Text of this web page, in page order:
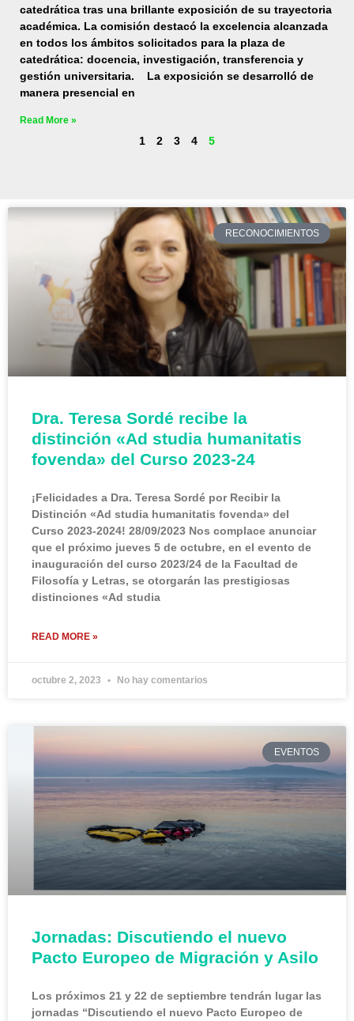
catedrática tras una brillante exposición de su trayectoria
académica. La comisión destacó la excelencia alcanzada
en todos los ámbitos solicitados para la plaza de
catedrática: docencia, investigación, transferencia y
gestión universitaria. La exposición se desarrolló de
manera presencial en
Read More »
1 2 3 4 5
RECONOCIMIENTOS
Dra. Teresa Sordé recibe la
distinción «Ad studia humanitatis
fovenda» del Curso 2023-24
¡Felicidades a Dra. Teresa Sordé por Recibir la
Distinción «Ad studia humanitatis fovenda» del
Curso 2023-2024! 28/09/2023 Nos complace anunciar
que el próximo jueves 5 de octubre, en el evento de
inauguración del curso 2023/24 de la Facultad de
Filosofía y Letras, se otorgarán las prestigiosas
distinciones «Ad studia
READ MORE »
octubre 2, 2023 No hay comentarios
EVENTOS
Jornadas: Discutiendo el nuevo
Pacto Europeo de Migración y Asilo
Los próximos 21 y 22 de septiembre tendrán lugar las
jornadas “Discutiendo el nuevo Pacto Europeo de